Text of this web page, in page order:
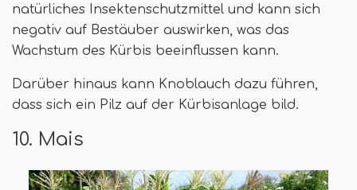
natürliches Insektenschutzmittel und kann sich
negativ auf Bestäuber auswirken, was das
Wachstum des Kürbis beeinflussen kann.
Darüber hinaus kann Knoblauch dazu führen,
dass sich ein Pilz auf der Kürbisanlage bild.
10. Mais